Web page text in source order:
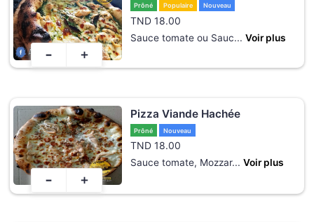
Prôné Populaire Nouveau
TND 18.00
Sauce tomate ou Sauc... Voir plus
- +
Pizza Viande Hachée
Prôné Nouveau
TND 18.00
Sauce tomate, Mozzar... Voir plus
- +